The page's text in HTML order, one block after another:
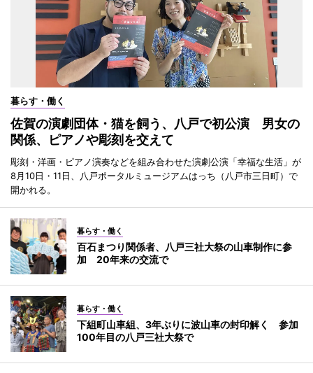
暮らす・働く
佐賀の演劇団体・猫を飼う、八戸で初公演 男女の
関係、ピアノや彫刻を交えて
彫刻・洋画・ピアノ演奏などを組み合わせた演劇公演「幸福な生活」が
8月10日・11日、八戸ポータルミュージアムはっち（八戸市三日町）で
開かれる。
暮らす・働く
百石まつり関係者、八戸三社大祭の山車制作に参
加 20年来の交流で
暮らす・働く
下組町山車組、3年ぶりに波山車の封印解く 参加
100年目の八戸三社大祭で